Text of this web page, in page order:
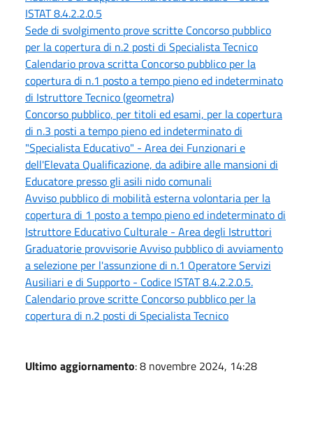
ISTAT 8.4.2.2.0.5
Sede di svolgimento prove scritte Concorso pubblico
per la copertura di n.2 posti di Specialista Tecnico
Calendario prova scritta Concorso pubblico per la
copertura di n.1 posto a tempo pieno ed indeterminato
di Istruttore Tecnico (geometra)
Concorso pubblico, per titoli ed esami, per la copertura
di n.3 posti a tempo pieno ed indeterminato di
"Specialista Educativo" - Area dei Funzionari e
dell'Elevata Qualificazione, da adibire alle mansioni di
Educatore presso gli asili nido comunali
Avviso pubblico di mobilità esterna volontaria per la
copertura di 1 posto a tempo pieno ed indeterminato di
Istruttore Educativo Culturale - Area degli Istruttori
Graduatorie provvisorie Avviso pubblico di avviamento
a selezione per l'assunzione di n.1 Operatore Servizi
Ausiliari e di Supporto - Codice ISTAT 8.4.2.2.0.5.
Calendario prove scritte Concorso pubblico per la
copertura di n.2 posti di Specialista Tecnico
Ultimo aggiornamento: 8 novembre 2024, 14:28